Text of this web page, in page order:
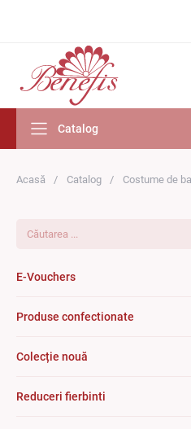
Catalog
Acasă Catalog Costume de
E-Vouchers
Produse confectionate
Colecție nouă
Reduceri fierbinti